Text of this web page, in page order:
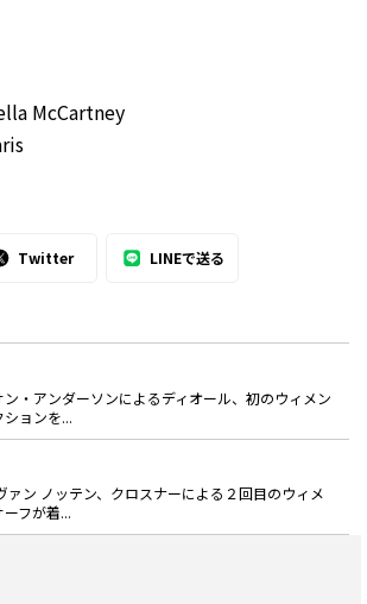
McCartney
Twitter LINEで送る
ン・アンダーソンによるディオール、初のウィメン
ションを...
ァン ノッテン、クロスナーによる２回目のウィメ
ーフが着...